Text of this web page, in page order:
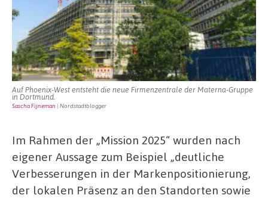
Auf Phoenix-West entsteht die neue Firmenzentrale der Materna-Gruppe
in Dortmund.
Sascha Fijneman | Nordstadtblogger
Im Rahmen der „Mission 2025“ wurden nach
eigener Aussage zum Beispiel „deutliche
Verbesserungen in der Markenpositionierung,
der lokalen Präsenz an den Standorten sowie